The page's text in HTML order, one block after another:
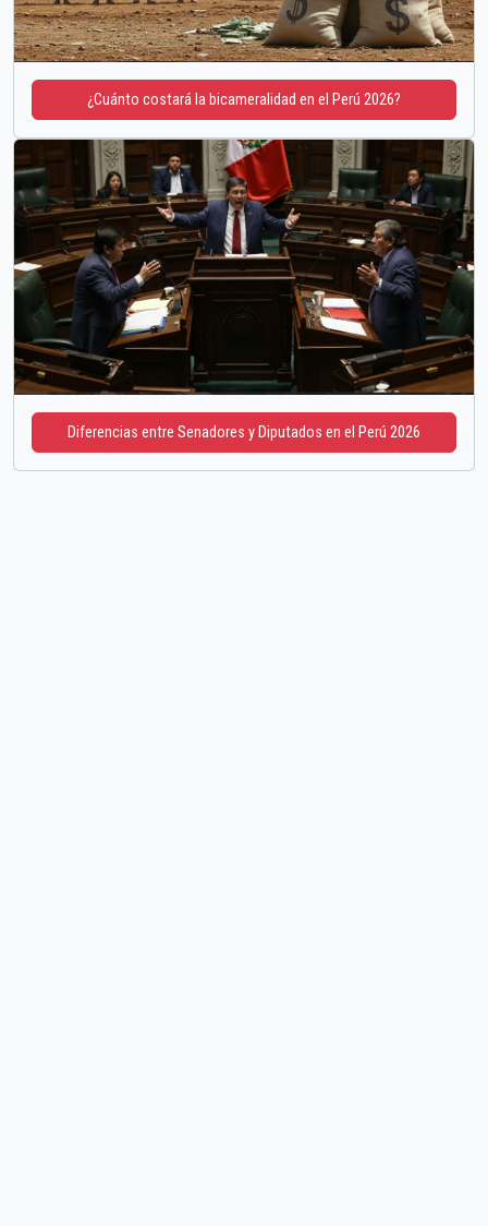
¿Cuánto costará la bicameralidad en el Perú 2026?
Diferencias entre Senadores y Diputados en el Perú 2026